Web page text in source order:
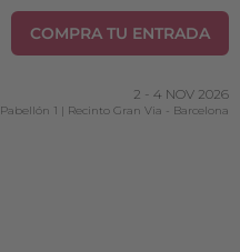
COMPRA TU ENTRADA
2 - 4 NOV 2026
Pabellón 1 | Recinto Gran Via - Barcelona